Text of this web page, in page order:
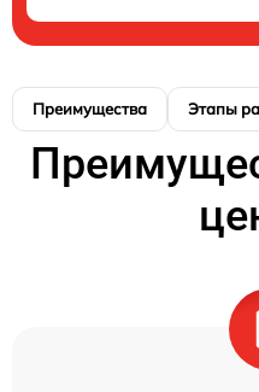
Преимущества Этапы